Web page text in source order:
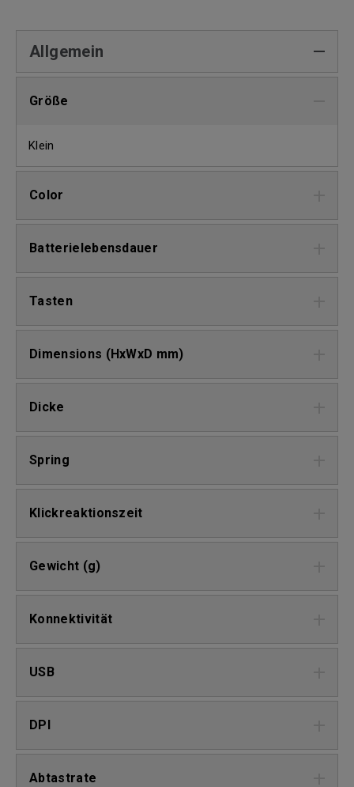
Allgemein
Größe
Klein
Color
Batterielebensdauer
Tasten
Dimensions (HxWxD mm)
Dicke
Spring
Klickreaktionszeit
Gewicht (g)
Konnektivität
USB
DPI
Abtastrate